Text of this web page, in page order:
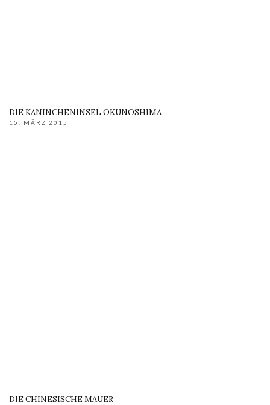
DIE KANINCHENINSEL OKUNOSHIMA
15. MÄRZ 2015
DIE CHINESISCHE MAUER